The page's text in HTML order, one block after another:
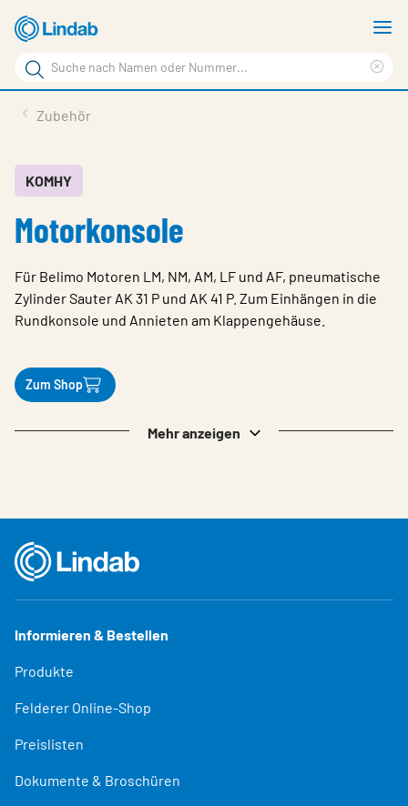
Zum
Hauptinhalt
springen
Suchbegriff
Seite
durchsuchen
Wissen & Service
Inspiration
Nachhaltigkeit
Wähle Sprache
Germany - Ventilation
Zubehör
KOMHY
Motorkonsole
Für Belimo Motoren LM, NM, AM, LF und AF, pneumatische
Zylinder Sauter AK 31 P und AK 41 P. Zum Einhängen in die
Rundkonsole und Annieten am Klappengehäuse.
Zum Shop
Mehr anzeigen
Informieren & Bestellen
Produkte
Felderer Online-Shop
Preislisten
Dokumente & Broschüren